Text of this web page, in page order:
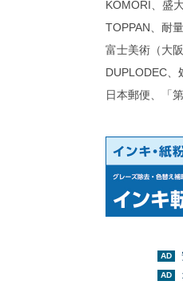
KOMORI、盛
TOPPAN、耐
富士美術（大
DUPLODEC、
日本郵便、「